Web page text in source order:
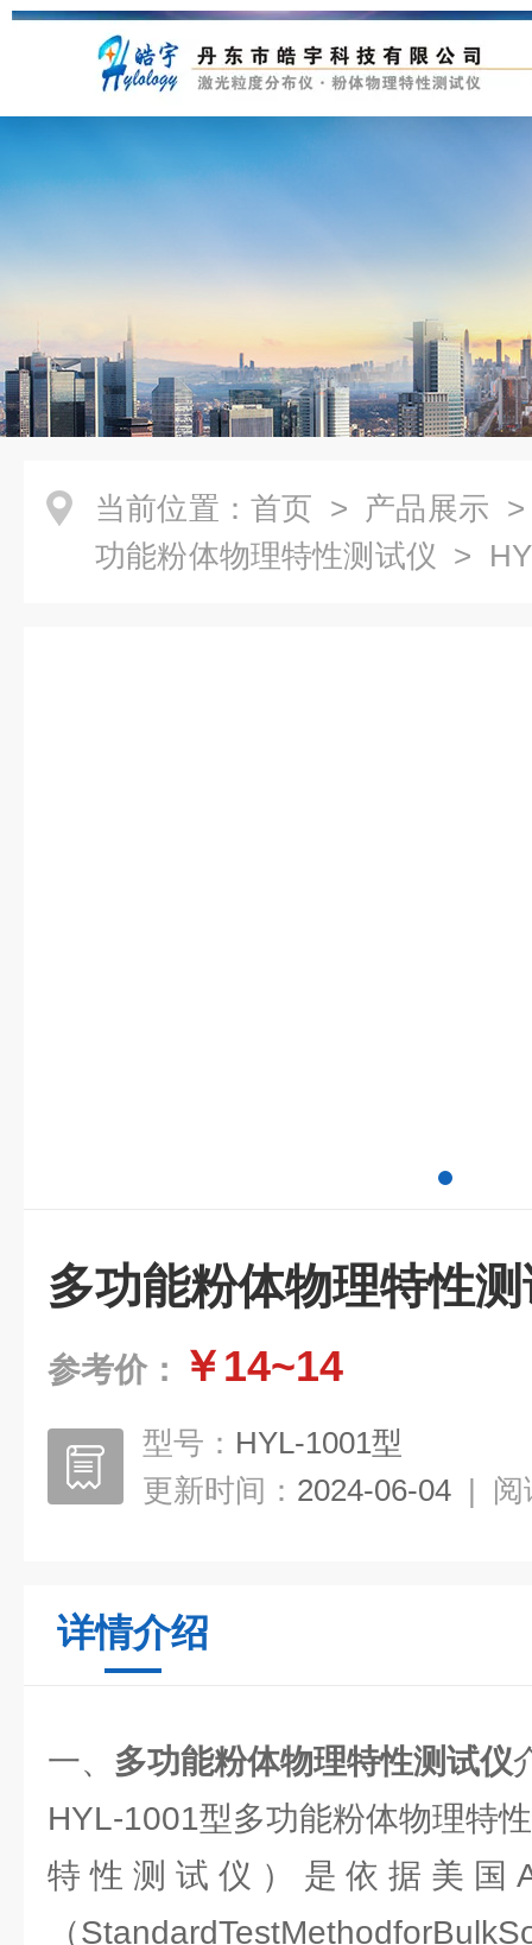
当前位置： 首页 > 产品展示
功能粉体物理特性测试仪 >
多功能粉体物理特性
参考价： ￥14~14
型号： HYL-1001型
更新时间： 2024-06-04 | 阅
详情介绍
一、 多功能粉体物理特性测试仪
HYL-1001型多功能粉体物理特
特性测试仪）是依据美国
（